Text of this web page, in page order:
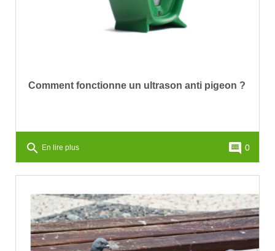
Comment fonctionne un ultrason anti pigeon ?
search En lire plus comment 0